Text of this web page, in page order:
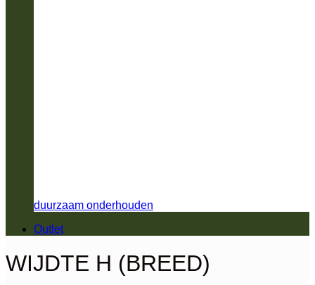
duurzaam onderhouden
Outlet
WIJDTE H (BREED)